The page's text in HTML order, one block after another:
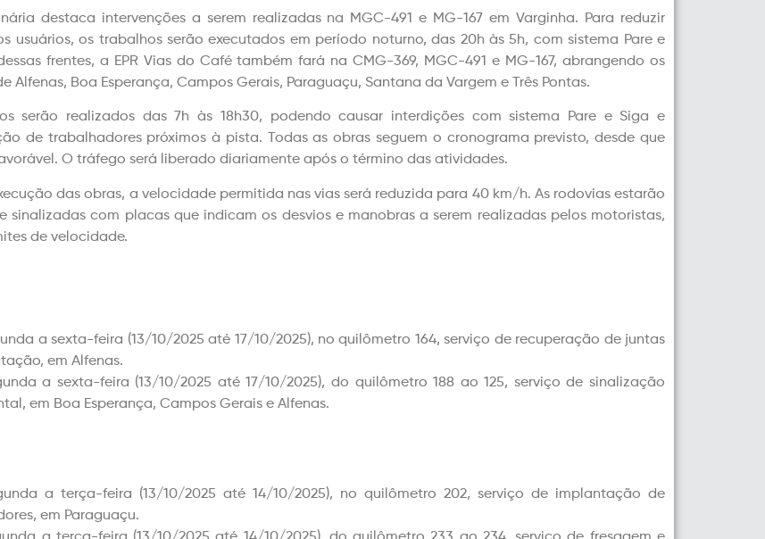
destaca intervenções a serem realizadas na MGC-491 e MG-167 em Varginha. Para reduzir
usuários, os trabalhos serão executados em período noturno, das 20h às 5h, com sistema Pare e
frentes, a EPR Vias do Café também fará na CMG-369, MGC-491 e MG-167, abrangendo os
Alfenas, Boa Esperança, Campos Gerais, Paraguaçu, Santana da Vargem e Três Pontas.
serão realizados das 7h às 18h30, podendo causar interdições com sistema Pare e Siga e
de trabalhadores próximos à pista. Todas as obras seguem o cronograma previsto, desde que
O tráfego será liberado diariamente após o término das atividades.
das obras, a velocidade permitida nas vias será reduzida para 40 km/h. As rodovias estarão
sinalizadas com placas que indicam os desvios e manobras a serem realizadas pelos motoristas,
de velocidade.
a sexta-feira (13/10/2025 até 17/10/2025), no quilômetro 164, serviço de recuperação de juntas
em Alfenas.
a sexta-feira (13/10/2025 até 17/10/2025), do quilômetro 188 ao 125, serviço de sinalização
em Boa Esperança, Campos Gerais e Alfenas.
a terça-feira (13/10/2025 até 14/10/2025), no quilômetro 202, serviço de implantação de
em Paraguaçu.